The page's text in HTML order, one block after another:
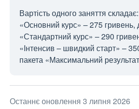
Вартість одного заняття
«Основний курс» – 275 гривень,
«Стандартний курс» – 290
«Інтенсив – швидкий старт» –
пакета «Максимальний
Останнє оновлення 3 липня 2026